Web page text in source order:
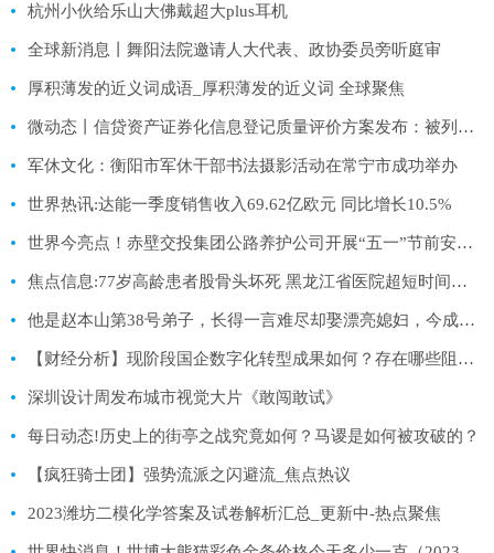
杭州小伙给乐山大佛戴超大plus耳机
全球新消息丨舞阳法院邀请人大代表、政协委员旁听庭审
厚积薄发的近义词成语_厚积薄发的近义词 全球聚焦
微动态丨信贷资产证券化信息登记质量评价方案发布：被列入限制名单业务暂停受理
军休文化：衡阳市军休干部书法摄影活动在常宁市成功举办
世界热讯:达能一季度销售收入69.62亿欧元 同比增长10.5%
世界今亮点！赤壁交投集团公路养护公司开展“五一”节前安全应急演练活动
焦点信息:77岁高龄患者股骨头坏死 黑龙江省医院超短时间完成全部手术操作
他是赵本山第38号弟子，长得一言难尽却娶漂亮媳妇，今成人生赢家-环球热讯
【财经分析】现阶段国企数字化转型成果如何？存在哪些阻碍？
深圳设计周发布城市视觉大片《敢闯敢试》
每日动态!历史上的街亭之战究竟如何？马谡是如何被攻破的？
【疯狂骑士团】强势流派之闪避流_焦点热议
2023潍坊二模化学答案及试卷解析汇总_更新中-热点聚焦